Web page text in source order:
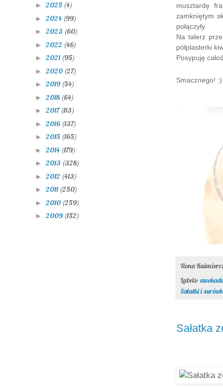
musztardę
zamkniętym
połączyły.
Na talerz
półplasterki
Posypuję
Smacznego! :)
Ilona
Labels:
Sałatki i
Sałatka
► 2025 (4)
► 2024 (99)
► 2023 (60)
► 2022 (46)
► 2021 (95)
► 2020 (27)
► 2019 (54)
► 2018 (64)
► 2017(113)
► 2016 (137)
► 2015 (165)
► 2014 (179)
► 2013 (328)
► 2012 (413)
► 2011 (250)
► 2010 (259)
► 2009 (152)